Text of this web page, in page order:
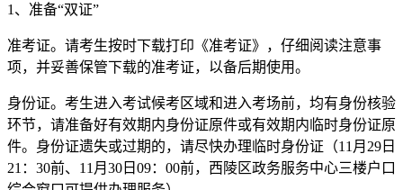
1、准备“双证”
准考证。请考生按时下载打印《准考证》，仔细阅读注意事
项，并妥善保管下载的准考证，以备后期使用。
身份证。考生进入考试候考区域和进入考场前，均有身份核验
环节，请准备好有效期内身份证原件或有效期内临时身份证原
件。身份证遗失或过期的，请尽快办理临时身份证（11月29日
21：30前、11月30日09：00前，西陵区政务服务中心三楼户口